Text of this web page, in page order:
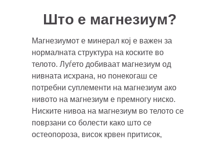
Што е магнезиум?
Магнезиумот е минерал кој е важен за
нормалната структура на коските во
телото. Луѓето добиваат магнезиум од
нивната исхрана, но понекогаш се
потребни суплементи на магнезиум ако
нивото на магнезиум е премногу ниско.
Ниските нивоа на магнезиум во телото се
поврзани со болести како што се
остеопороза, висок крвен притисок,